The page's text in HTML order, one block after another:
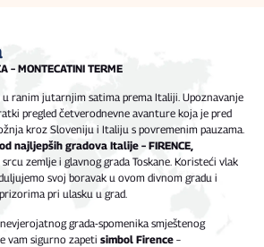
– MONTECATINI TERME
u ranim jutarnjim satima prema Italiji. Upoznavanje
pregled četverodnevne avanture koja je pred
kroz Sloveniju i Italiju s povremenim pauzama.
najljepših gradova Italije – FIRENCE,
srcu zemlje i glavnog grada Toskane. Koristeći vlak
svoj boravak u ovom divnom gradu i
pri ulasku u grad.
grada-spomenika smještenog
vam sigurno zapeti simbol Firence –